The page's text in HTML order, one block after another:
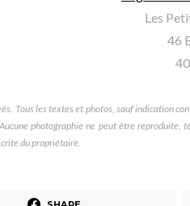
Les
46
Tous les textes et photos, sauf indication
photographie ne peut être
du propriétaire.